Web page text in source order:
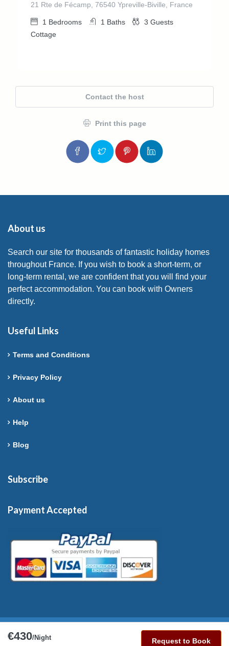
21 Rte de Fécamp, 76540 Ypreville-Biville, France
1 Bedrooms 1 Baths 3 Guests
Cottage
Contact the host
Print this page
€430/Night Request to Book
About us
Search our site for thousands of fantastic holiday homes
throughout France. If you wish to book a short-term, or
long-term rental, we are confident that you will find your
perfect accommodation. You can book with Owners
directly.
Useful Links
Terms and Conditions
Privacy Policy
About us
Help
Blog
Subscribe
Payment Accepted
Copyright © 2026 France-Rentals. All Rights Reserved.